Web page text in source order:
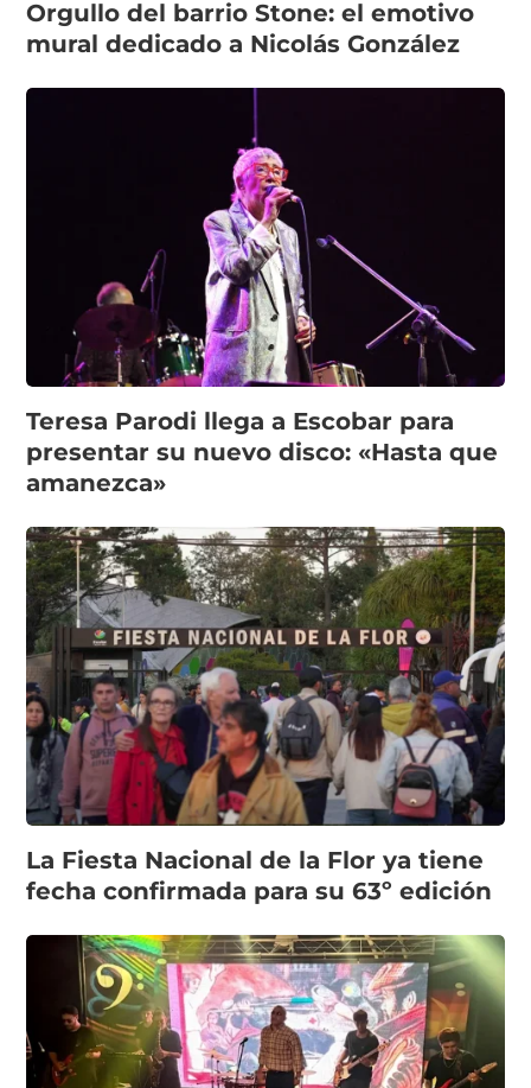
Orgullo del barrio Stone: el emotivo
mural dedicado a Nicolás González
Teresa Parodi llega a Escobar para
presentar su nuevo disco: «Hasta que
amanezca»
La Fiesta Nacional de la Flor ya tiene
fecha confirmada para su 63º edición